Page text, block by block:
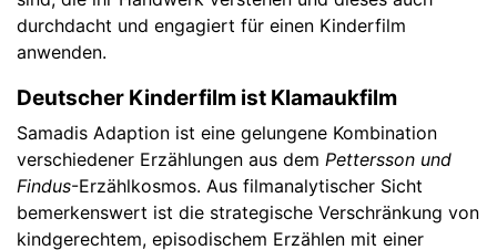
durchdacht und engagiert für einen Kinderfilm
anwenden.
Deutscher Kinderfilm ist Klamaukfilm
Samadis Adaption ist eine gelungene Kombination
verschiedener Erzählungen aus dem Pettersson und
Findus-Erzählkosmos. Aus filmanalytischer Sicht
bemerkenswert ist die strategische Verschränkung von
kindgerechtem, episodischem Erzählen mit einer